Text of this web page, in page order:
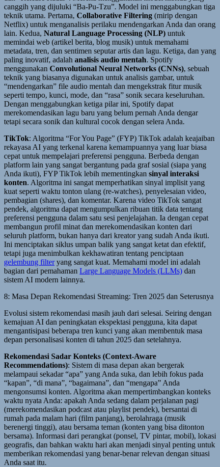
canggih yang dijuluki “Ba-Pu-Tzu”. Model ini menggabungkan tiga
teknik utama. Pertama, Collaborative Filtering (mirip dengan
Netflix) untuk menganalisis perilaku mendengarkan Anda dan orang
lain. Kedua, Natural Language Processing (NLP) untuk
memindai web (artikel berita, blog musik) untuk memahami
metadata, tren, dan sentimen seputar artis dan lagu. Ketiga, dan yang
paling inovatif, adalah analisis audio mentah. Spotify
menggunakan Convolutional Neural Networks (CNNs), sebuah
teknik yang biasanya digunakan untuk analisis gambar, untuk
“mendengarkan” file audio mentah dan mengekstrak fitur musik
seperti tempo, kunci, mode, dan “rasa” sonik secara keseluruhan.
Dengan menggabungkan ketiga pilar ini, Spotify dapat
merekomendasikan lagu baru yang belum pernah Anda dengar
tetapi secara sonik dan kultural cocok dengan selera Anda.
TikTok: Algoritma “For You Page” (FYP) TikTok adalah keajaiban
rekayasa AI yang terkenal karena kemampuannya yang luar biasa
cepat untuk mempelajari preferensi pengguna. Berbeda dengan
platform lain yang sangat bergantung pada graf sosial (siapa yang
Anda ikuti), FYP TikTok lebih mementingkan sinyal interaksi
konten. Algoritma ini sangat memperhatikan sinyal implisit yang
kuat seperti waktu tonton ulang (re-watches), penyelesaian video,
pembagian (shares), dan komentar. Karena video TikTok sangat
pendek, algoritma dapat mengumpulkan ribuan titik data tentang
preferensi pengguna dalam satu sesi penjelajahan. Ia dengan cepat
membangun profil minat dan merekomendasikan konten dari
seluruh platform, bukan hanya dari kreator yang sudah Anda ikuti.
Ini menciptakan siklus umpan balik yang sangat ketat dan efektif,
tetapi juga menimbulkan kekhawatiran tentang penciptaan
gelembung filteryang sangat kuat. Memahami model ini adalah
bagian dari pemahaman Large Language Models (LLMs) dan
sistem AI modern lainnya.
8: Masa Depan Rekomendasi Streaming: Tren 2025 dan Seterusnya
Evolusi sistem rekomendasi masih jauh dari selesai. Seiring dengan
kemajuan AI dan peningkatan ekspektasi pengguna, kita dapat
mengantisipasi beberapa tren kunci yang akan membentuk masa
depan personalisasi konten di tahun 2025 dan setelahnya.
Rekomendasi Sadar Konteks (Context-Aware
Recommendations): Sistem di masa depan akan bergerak
melampaui sekadar “apa” yang Anda suka, dan lebih fokus pada
“kapan”, “di mana”, “bagaimana”, dan “mengapa” Anda
mengonsumsi konten. Algoritma akan mempertimbangkan konteks
waktu nyata Anda: apakah Anda sedang dalam perjalanan pagi
(merekomendasikan podcast atau playlist pendek), bersantai di
rumah pada malam hari (film panjang), berolahraga (musik
berenergi tinggi), atau bersama teman (konten yang bisa ditonton
bersama). Informasi dari perangkat (ponsel, TV pintar, mobil), lokasi
geografis, dan bahkan waktu hari akan menjadi sinyal penting untuk
memberikan rekomendasi yang benar-benar relevan dengan situasi
Anda saat itu.